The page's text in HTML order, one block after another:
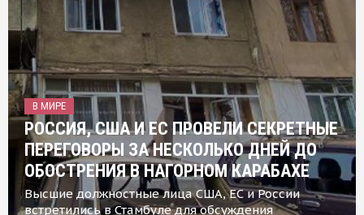
В МИРЕ
РОССИЯ, США И ЕС ПРОВЕЛИ СЕКРЕТНЫЕ
ПЕРЕГОВОРЫ ЗА НЕСКОЛЬКО ДНЕЙ ДО
ОБОСТРЕНИЯ В НАГОРНОМ КАРАБАХЕ
Высшие должностные лица США, ЕС и России
встретились в Стамбуле для обсуждения